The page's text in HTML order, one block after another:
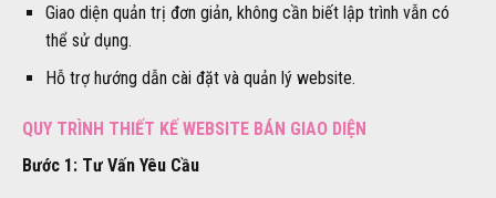
Giao diện quản trị đơn giản, không cần biết lập trình vẫn có
thể sử dụng.
Hỗ trợ hướng dẫn cài đặt và quản lý website.
QUY TRÌNH THIẾT KẾ WEBSITE BÁN GIAO DIỆN
Bước 1: Tư Vấn Yêu Cầu